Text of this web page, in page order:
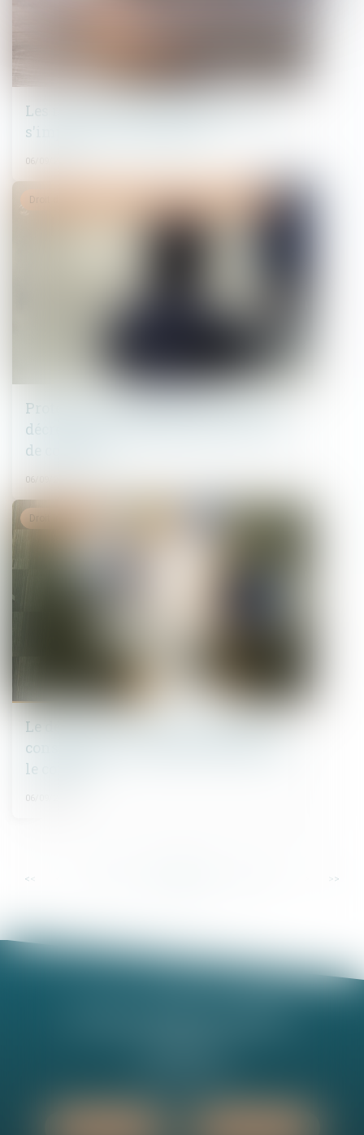
Les restrictions au droit de propriété
s'imposent aux acquéreurs
06/09/2023
Protection de l'enfance : parution du
décret sur l'accompagnement du tiers
de confiance
06/09/2023
Droit de la famille, des personnes et de leur patrimoine
Le délai pour contester le mémoire du
constructeur est librement défini par
le contrat
06/09/2023
Droit immobilier
<< >>